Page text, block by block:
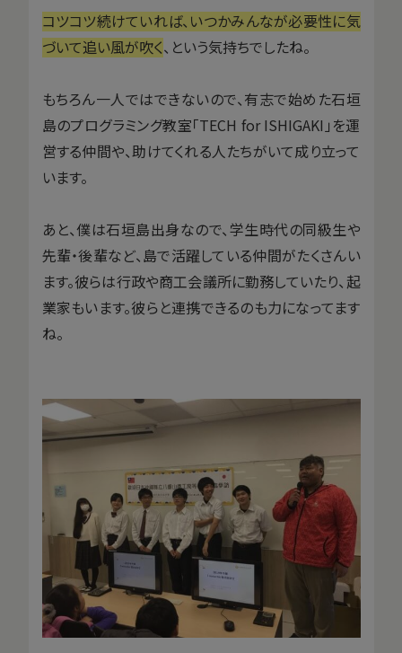
コツコツ続けていれば、いつかみんなが必要性に気
づいて追い風が吹く、という気持ちでしたね。
もちろん一人ではできないので、有志で始めた石垣
島のプログラミング教室「TECH for ISHIGAKI」を運
営する仲間や、助けてくれる人たちがいて成り立って
います。
あと、僕は石垣島出身なので、学生時代の同級生や
先輩・後輩など、島で活躍している仲間がたくさんい
ます。彼らは行政や商工会議所に勤務していたり、起
業家もいます。彼らと連携できるのも力になってます
ね。